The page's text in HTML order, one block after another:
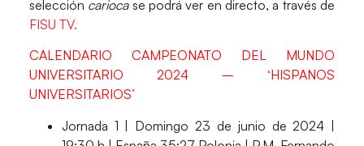
selección cariocase podrá ver en directo, a través de
FISU TV.
CALENDARIO CAMPEONATO DEL MUNDO
UNIVERSITARIO 2024 – ‘HISPANOS
UNIVERSITARIOS’
Jornada 1 | Domingo 23 de junio de 2024 |